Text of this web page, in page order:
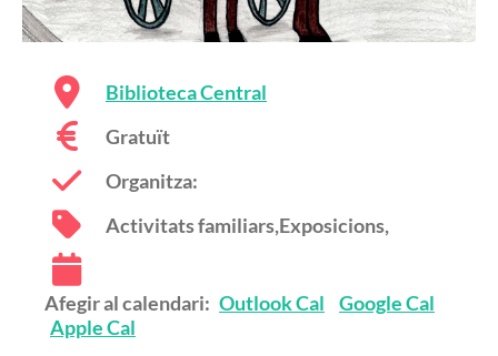
Biblioteca Central
Gratuït
Organitza:
Activitats familiars,Exposicions,
Afegir al calendari: Outlook Cal
Google Cal
Apple Cal